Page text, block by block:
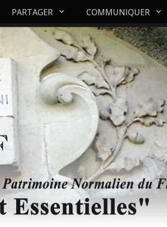
PARTAGER COMMUNIQUER